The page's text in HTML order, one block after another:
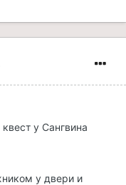
у Сангвина
у двери и